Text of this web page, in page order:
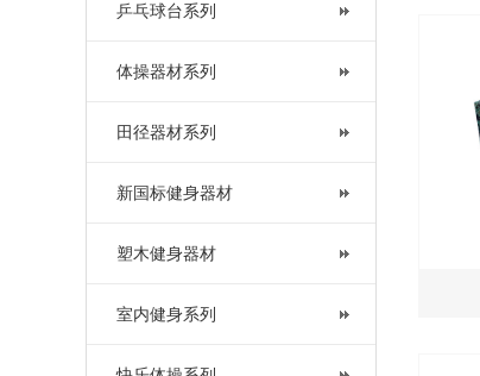
乒乓球台系列
体操器材系列
田径器材系列
新国标健身器材
塑木健身器材
室内健身系列